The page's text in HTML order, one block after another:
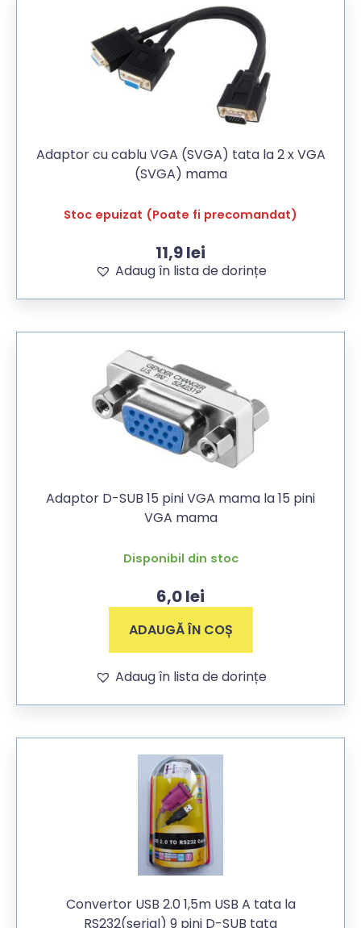
Adaptor cu cablu VGA (SVGA) tata la 2 x VGA
(SVGA) mama
Stoc epuizat (Poate fi precomandat)
11,9lei
Adaug în lista de dorințe
Adaptor D-SUB 15 pini VGA mama la 15 pini
VGA mama
Disponibil din stoc
6,0lei
ADAUGĂ ÎN COȘ
Adaug în lista de dorințe
Convertor USB 2.0 1,5m USB A tata la
RS232(serial) 9 pini D-SUB tata